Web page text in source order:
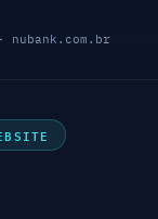
nubank.com.br